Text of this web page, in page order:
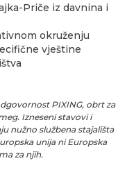
Priče iz davnina i
okruženju
vještine
PIXING, obrt za
Izneseni stavovi i
nužno službena stajališta
unija ni Europska
za njih.